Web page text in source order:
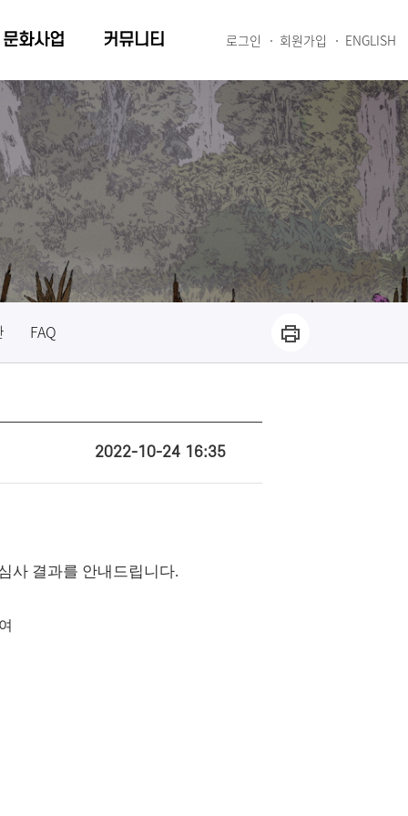
문화사업 커뮤니티 로그인 회원가입 ENGLISH
FAQ
2022-10-24 16:35
사 결과를 안내드립니다.